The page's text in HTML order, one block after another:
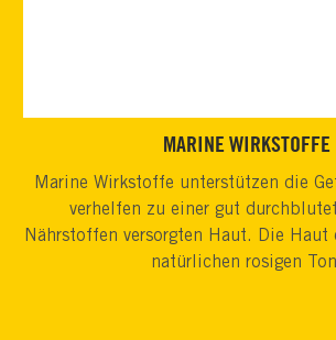
MARINE WIRKSTOFFE
Marine Wirkstoffe unterstützen die
verhelfen zu einer gut
Nährstoffen versorgten Haut. Die
natürlichen rosigen